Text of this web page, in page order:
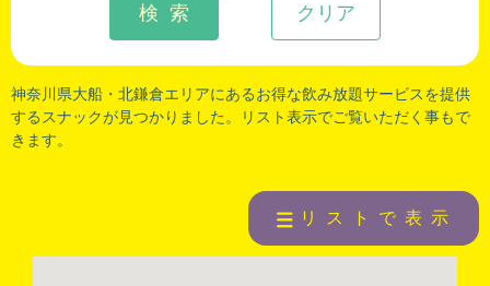
クリア
検 索
神奈川県大船 ・ 北鎌倉エリアにあるお得な飲み放題サービスを提供
するスナックが見つかりました。リスト表示でご覧いただく事もで
きます。
リストで表示